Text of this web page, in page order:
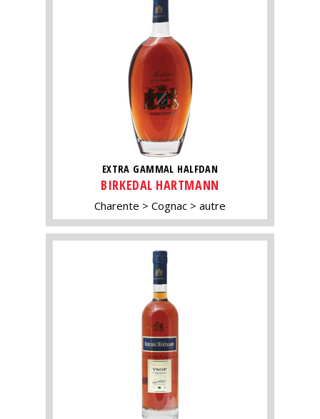
EXTRA GAMMAL HALFDAN
BIRKEDAL HARTMANN
Charente Cognac autre